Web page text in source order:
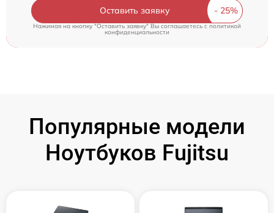
Оставить заявку
Нажимая на кнопку "Оставить заявку" Вы соглашаетесь cполитикой
конфиденциальности
Популярные модели
Ноутбуков Fujitsu